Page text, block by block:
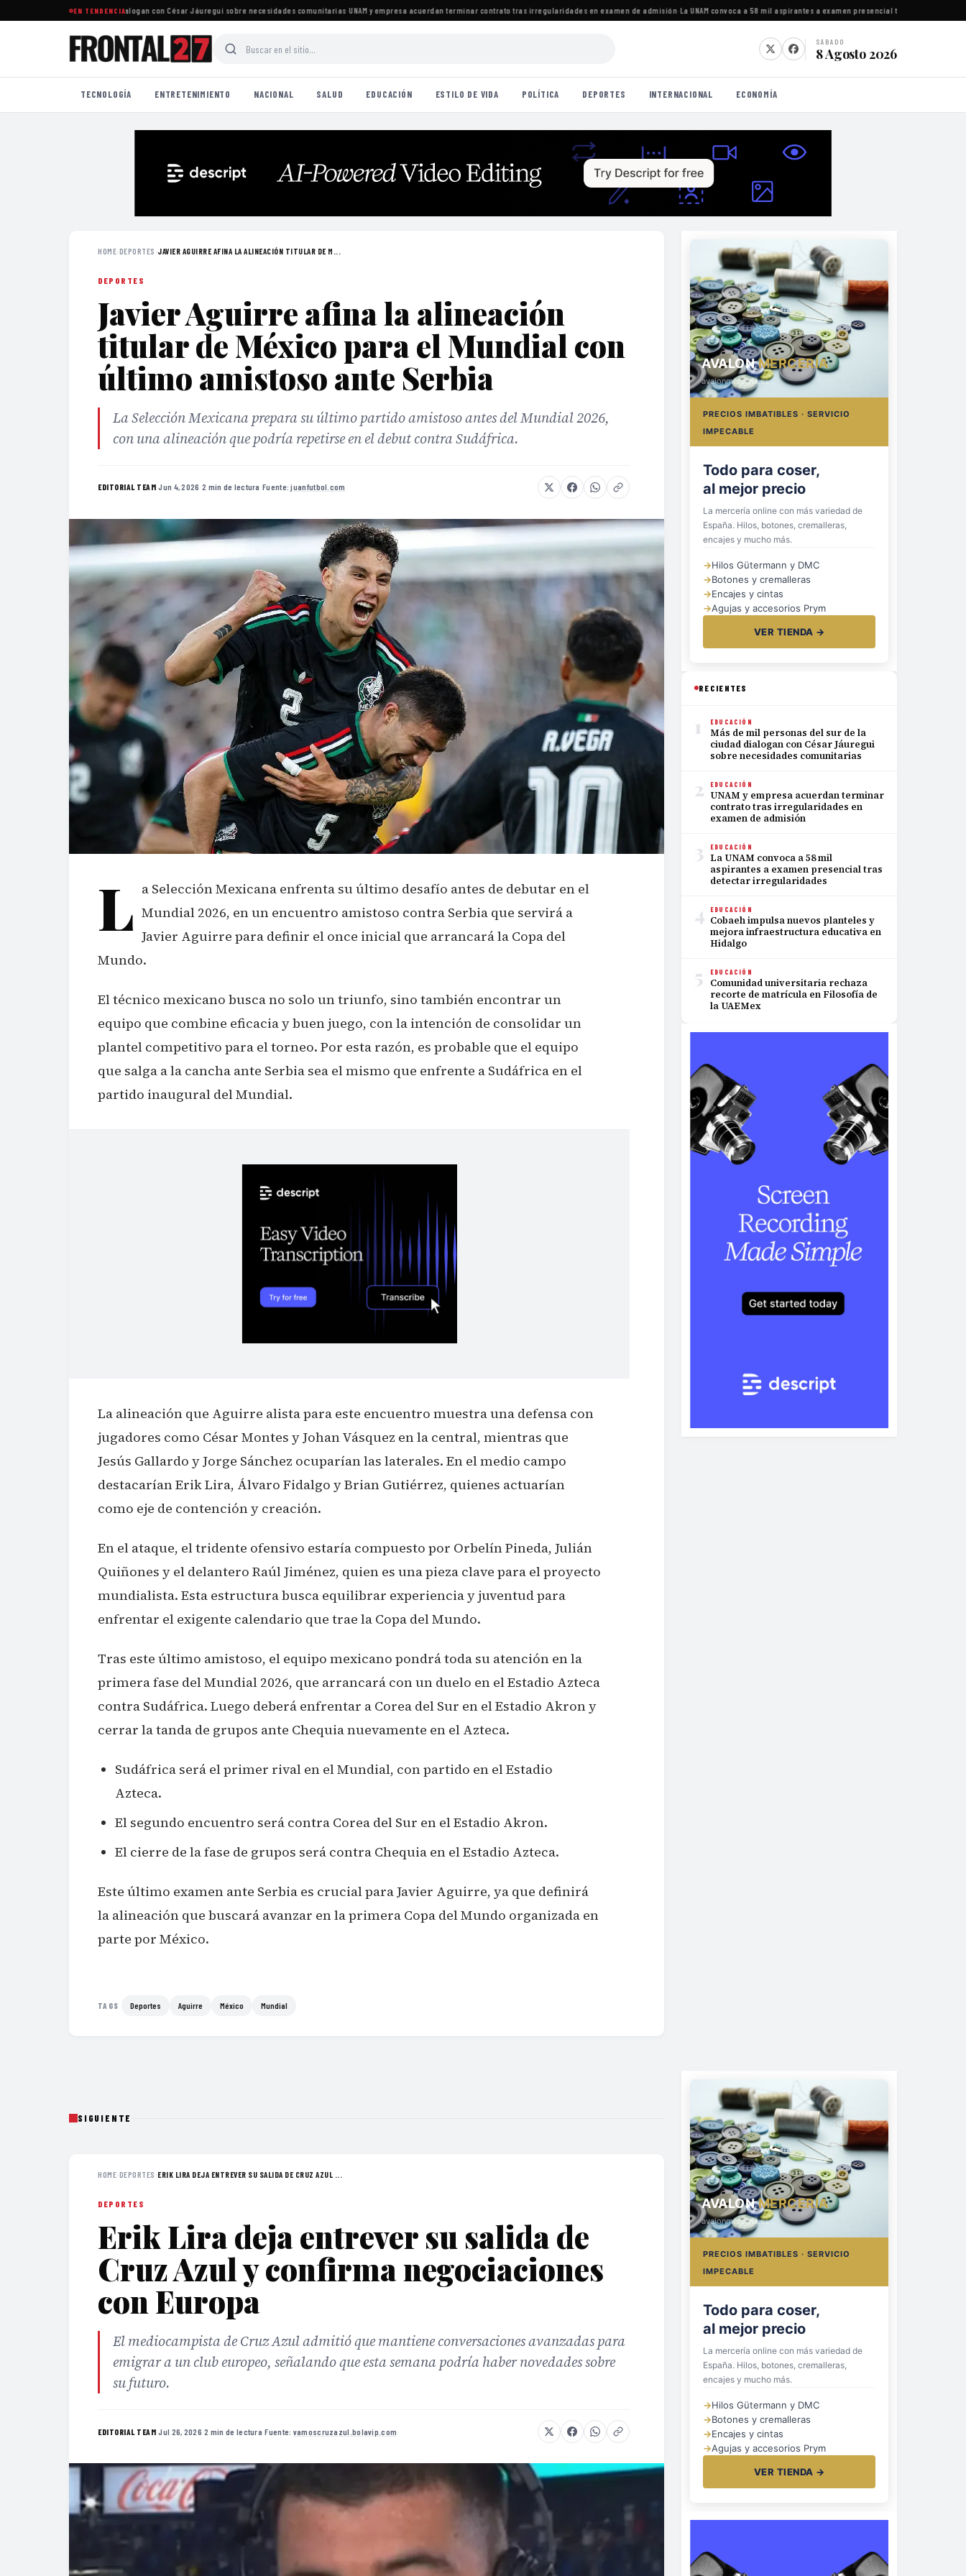
EN TENDENCIA
del sur de la ciudad dialogan con César Jáuregui sobre necesidades comunitarias·UNAM y empresa acuerdan terminar contrato tras irregularidades en examen de admisión·La UNAM convoca a 58 mil aspirantes a examen presencial tras detectar
SÁBADO
8 Agosto 2026
TECNOLOGÍA ENTRETENIMIENTO NACIONAL SALUD EDUCACIÓN ESTILO DE VIDA POLÍTICA DEPORTES INTERNACIONAL ECONOMÍA
HOME›DEPORTES ›JAVIER AGUIRRE AFINA LA ALINEACIÓN TITULAR DE M...
DEPORTES
Javier Aguirre afina la alineación
titular de México para el Mundial con
último amistoso ante Serbia
La Selección Mexicana prepara su último partido amistoso antes del Mundial 2026,
con una alineación que podría repetirse en el debut contra Sudáfrica.
EDITORIAL TEAM·Jun 4, 2026 ·2 min de lectura ·Fuente:juanfutbol.com
L a Selección Mexicana enfrenta su último desafío antes de debutar en el
Mundial 2026, en un encuentro amistoso contra Serbia que servirá a
Javier Aguirre para definir el once inicial que arrancará la Copa del
Mundo.
El técnico mexicano busca no solo un triunfo, sino también encontrar un
equipo que combine eficacia y buen juego, con la intención de consolidar un
plantel competitivo para el torneo. Por esta razón, es probable que el equipo
que salga a la cancha ante Serbia sea el mismo que enfrente a Sudáfrica en el
partido inaugural del Mundial.
La alineación que Aguirre alista para este encuentro muestra una defensa con
jugadores como César Montes y Johan Vásquez en la central, mientras que
Jesús Gallardo y Jorge Sánchez ocuparían las laterales. En el medio campo
destacarían Erik Lira, Álvaro Fidalgo y Brian Gutiérrez, quienes actuarían
como eje de contención y creación.
En el ataque, el tridente ofensivo estaría compuesto por Orbelín Pineda, Julián
Quiñones y el delantero Raúl Jiménez, quien es una pieza clave para el proyecto
mundialista. Esta estructura busca equilibrar experiencia y juventud para
enfrentar el exigente calendario que trae la Copa del Mundo.
Tras este último amistoso, el equipo mexicano pondrá toda su atención en la
primera fase del Mundial 2026, que arrancará con un duelo en el Estadio Azteca
contra Sudáfrica. Luego deberá enfrentar a Corea del Sur en el Estadio Akron y
cerrar la tanda de grupos ante Chequia nuevamente en el Azteca.
Sudáfrica será el primer rival en el Mundial, con partido en el Estadio
Azteca.
El segundo encuentro será contra Corea del Sur en el Estadio Akron.
El cierre de la fase de grupos será contra Chequia en el Estadio Azteca.
Este último examen ante Serbia es crucial para Javier Aguirre, ya que definirá
la alineación que buscará avanzar en la primera Copa del Mundo organizada en
parte por México.
TAGS Deportes Aguirre México Mundial
AVALONMERCERÍA
avalonmerceria.es
PRECIOS IMBATIBLES · SERVICIO
IMPECABLE
Hilos, botones
y cremalleras
La mercería online con más variedad de
España. Hilos, botones, cremalleras,
encajes y mucho más.
→Hilos Gütermann y DMC
→Botones y cremalleras
→Encajes y cintas
→Agujas y accesorios Prym
VER TIENDA →
RECIENTES
1 EDUCACIÓN
Más de mil personas del sur de la
ciudad dialogan con César Jáuregui
sobre necesidades comunitarias
2 EDUCACIÓN
UNAM y empresa acuerdan terminar
contrato tras irregularidades en
examen de admisión
3 EDUCACIÓN
La UNAM convoca a 58 mil
aspirantes a examen presencial tras
detectar irregularidades
4 EDUCACIÓN
Cobaeh impulsa nuevos planteles y
mejora infraestructura educativa en
Hidalgo
5 EDUCACIÓN
Comunidad universitaria rechaza
recorte de matrícula en Filosofía de
la UAEMex
SIGUIENTE
HOME›DEPORTES ›ERIK LIRA DEJA ENTREVER SU SALIDA DE CRUZ AZUL ...
DEPORTES
Erik Lira deja entrever su salida de
Cruz Azul y confirma negociaciones
con Europa
El mediocampista de Cruz Azul admitió que mantiene conversaciones avanzadas para
emigrar a un club europeo, señalando que esta semana podría haber novedades sobre
su futuro.
EDITORIAL TEAM·Jul 26, 2026·2 min de lectura·Fuente: vamoscruzazul.bolavip.com
AVALONMERCERÍA
avalonmerceria.es
PRECIOS IMBATIBLES · SERVICIO
IMPECABLE
Todo para coser,
al mejor precio
La mercería online con más variedad de
España. Hilos, botones, cremalleras,
encajes y mucho más.
→Hilos Gütermann y DMC
→Botones y cremalleras
→Encajes y cintas
→Agujas y accesorios Prym
VER TIENDA →